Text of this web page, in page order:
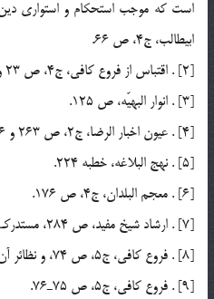
ابيطالب، ج4، ص 66.
[2] . اقتباس از فروع كافي، ج4، ص 23 و 24.
[3] . انوار البهيّه، ص 125.
[4] . عيون اخبار الرضا، ج2، ص 263 و 266.
[5] . نهج البلاغه، خطبه 224.
[6] . معجم البلدان، ج4، ص 176.
[7] . ارشاد شيخ مفيد، ص 284، مستدرك الوسائل، ج2، ص 514.
[8] . فروع كافي، ج5، ص 74، و نظائر آن در همين مدرك.
[9] . فروع كافي، ج5، ص 75ـ76.